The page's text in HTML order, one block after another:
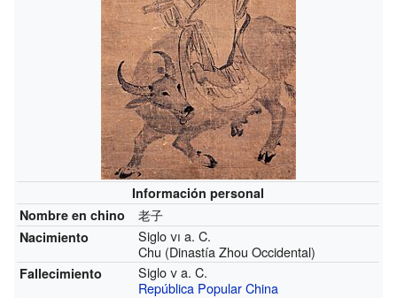
Información personal
Nombre en chino
老子
Nacimiento Siglovi a. C.
Chu (Dinastía Zhou Occidental)
Fallecimiento Siglova. C.
República Popular China